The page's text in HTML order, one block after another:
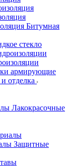
Битумная
стекло
армирующие
отделка
Лакокрасочные
Защитные